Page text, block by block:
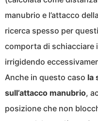
manubrio e l’attacco
ricerca spesso per
comporta di schiacciare
irrigidendo
Anche in questo caso la
sull’attacco manubrio,
posizione che non